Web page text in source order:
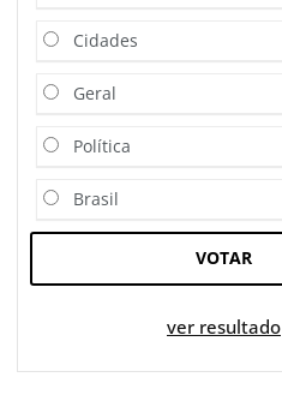
Cidades
Geral
Política
Brasil
VOTAR
ver resultado